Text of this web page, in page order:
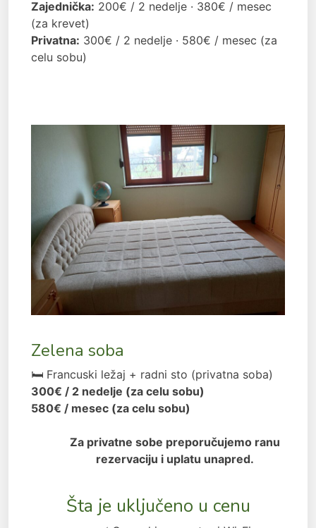
Zajednička: 200€ / 2 nedelje · 380€ / mesec
(za krevet)
Privatna: 300€ / 2 nedelje · 580€ / mesec (za
celu sobu)
Zelena soba
🛏 Francuski ležaj + radni sto (privatna soba)
300€ / 2 nedelje (za celu sobu)
580€ / mesec (za celu sobu)
Za privatne sobe preporučujemo ranu
rezervaciju i uplatu unapred.
Šta je uključeno u cenu